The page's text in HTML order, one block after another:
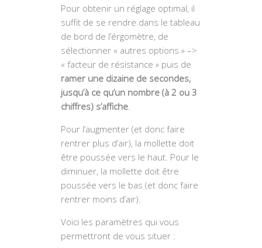
Pour obtenir un réglage optimal, il
suffit de se rendre dans le tableau
de bord de l’érgomètre, de
sélectionner « autres options » –>
« facteur de résistance » puis de
ramer une dizaine de secondes,
jusqu’à ce qu’un nombre (à 2 ou 3
chiffres) s’affiche.
Pour l’augmenter (et donc faire
rentrer plus d’air), la mollette doit
être poussée vers le haut. Pour le
diminuer, la mollette doit être
poussée vers le bas (et donc faire
rentrer moins d’air).
Voici les paramètres qui vous
permettront de vous situer :